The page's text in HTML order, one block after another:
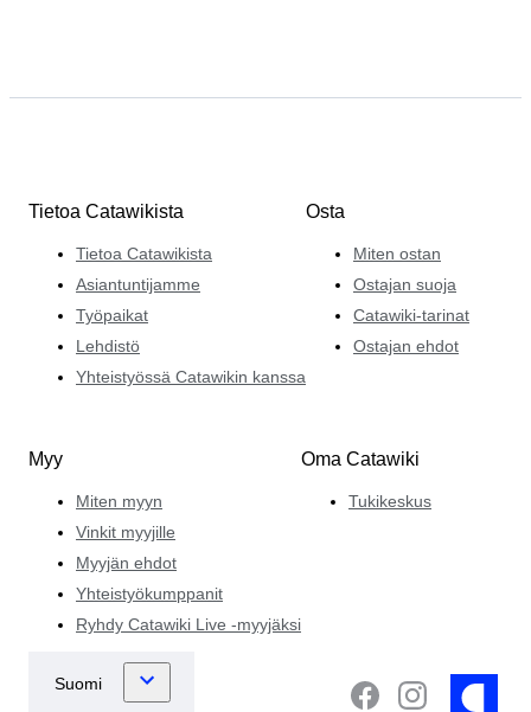
Tietoa Catawikista
Tietoa Catawikista
Asiantuntijamme
Työpaikat
Lehdistö
Yhteistyössä Catawikin kanssa
Osta
Miten ostan
Ostajan suoja
Catawiki-tarinat
Ostajan ehdot
Myy
Miten myyn
Vinkit myyjille
Myyjän ehdot
Yhteistyökumppanit
Ryhdy Catawiki Live -myyjäksi
Oma Catawiki
Tukikeskus